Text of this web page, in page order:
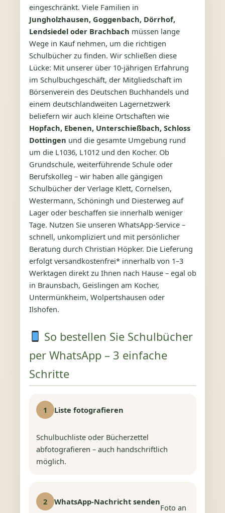
eingeschränkt. Viele Familien in
Jungholzhausen, Goggenbach, Dörrhof,
Lendsiedel oder Brachbach müssen lange
Wege in Kauf nehmen, um die richtigen
Schulbücher zu finden. Wir schließen diese
Lücke: Mit unserer über 10‑jährigen Erfahrung
im Schulbuchgeschäft, der Mitgliedschaft im
Börsenverein des Deutschen Buchhandels und
einem deutschlandweiten Lagernetzwerk
beliefern wir auch kleine Ortschaften wie
Hopfach, Ebenen, Unterschießbach, Schloss
Dottingen und die gesamte Umgebung rund
um die L1036, L1012 und den Kocher. Ob
Grundschule, weiterführende Schule oder
Berufskolleg – wir haben alle gängigen
Schulbücher der Verlage Klett, Cornelsen,
Westermann, Schöningh und Diesterweg auf
Lager oder beschaffen sie innerhalb weniger
Tage. Nutzen Sie unseren WhatsApp‑Service –
schnell, unkompliziert und mit persönlicher
Beratung durch Christian Höpker. Die Lieferung
erfolgt versandkostenfrei* innerhalb von 1–3
Werktagen direkt zu Ihnen nach Hause – egal ob
in Braunsbach, Geislingen am Kocher,
Untermünkheim, Wolpertshausen oder
Ilshofen.
So bestellen Sie Schulbücher
per WhatsApp – 3 einfache
Schritte
1 Liste fotografieren
Schulbuchliste oder Bücherzettel
abfotografieren – auch handschriftlich
möglich.
2 WhatsApp-Nachricht senden
Foto an